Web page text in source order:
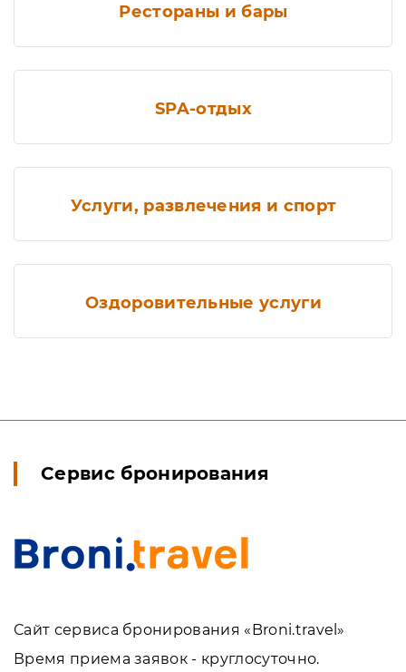
Рестораны и бары
SPA-отдых
Услуги, развлечения и спорт
Оздоровительные услуги
Сервис бронирования
Сайт сервиса бронирования «Broni.travel»
Время приема заявок - круглосуточно.